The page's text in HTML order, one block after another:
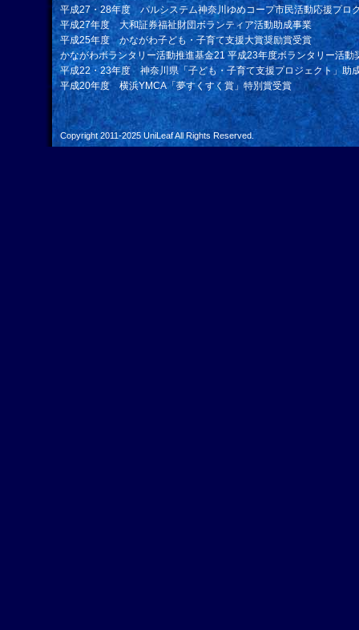
平成27・28年度 パルシステム神奈川ゆめコープ市民活動応援プロ
平成27年度 大和証券福祉財団ボランティア活動助成事業
平成25年度 かながわ子ども・子育て支援大賞奨励賞受賞
かながわボランタリー活動推進基金21 平成23年度ボランタリー活動
平成22・23年度 神奈川県「子ども・子育て支援プロジェクト」助
平成20年度 横浜YMCA「夢すくすく賞」特別賞受賞
Copyright 2011-2025 UniLeafAll Rights Reserved.